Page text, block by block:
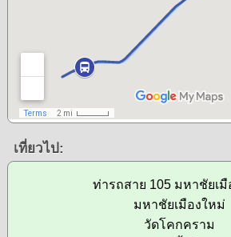
เที่ยวไป:
ท่ารถสาย 105 มหาชัยเมื
มหาชัยเมืองใหม่
วัดโคกคราม